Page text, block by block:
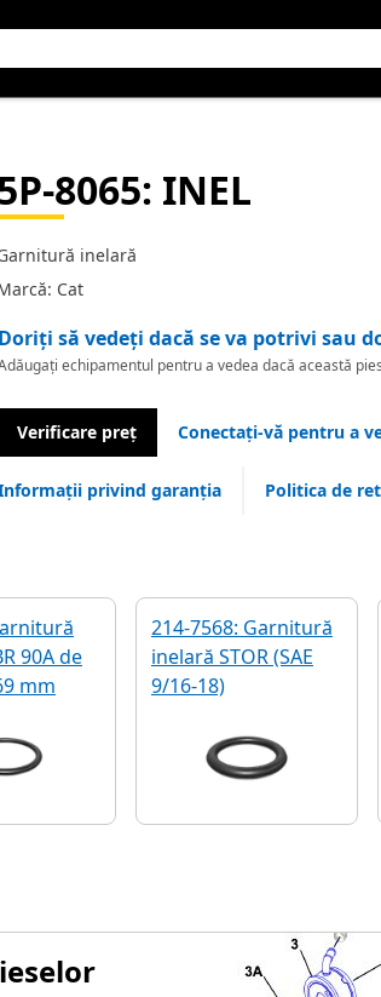
8065: INEL
inelară
Cat
Doriți să vedeți dacă se va potrivi sau
echipamentul pentru a vedea dacă această
Verificare preț Conectați-vă pentru a
privind garanția Politica de
90A de
mm
214-7568: Garnitură
inelară STOR (SAE
9/16-18)